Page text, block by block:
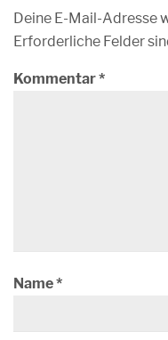
Deine E-Mail-Adresse
Erforderliche Felder
Kommentar*
Name*